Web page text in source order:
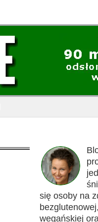
się osoby na
wegańskiej